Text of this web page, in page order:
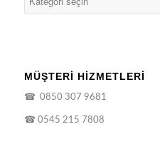
MÜŞTERİ HİZMETLERİ
☎0850 307 9681
☎0545 215 7808